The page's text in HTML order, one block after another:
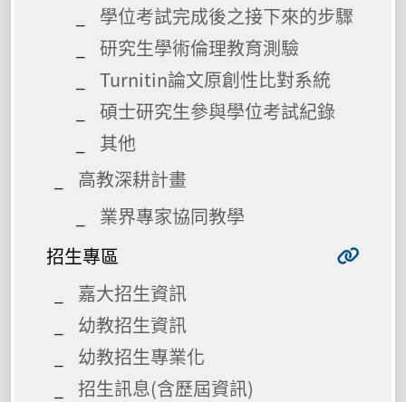
學位考試完成後之接下來的步驟
研究生學術倫理教育測驗
Turnitin論文原創性比對系統
碩士研究生參與學位考試紀錄
其他
高教深耕計畫
業界專家協同教學
招生專區
嘉大招生資訊
幼教招生資訊
幼教招生專業化
招生訊息(含歷屆資訊)